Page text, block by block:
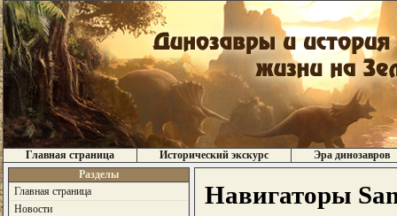
Главная страница Исторический экскурс
Эра динозавров
Разделы
Главная страница
Новости
Навигаторы